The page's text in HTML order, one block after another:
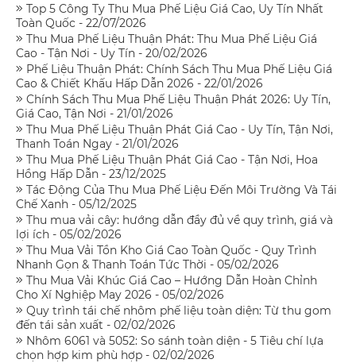
Top 5 Công Ty Thu Mua Phế Liệu Giá Cao, Uy Tín Nhất
Toàn Quốc - 22/07/2026
Thu Mua Phế Liệu Thuận Phát: Thu Mua Phế Liệu Giá
Cao - Tận Nơi - Uy Tín - 20/02/2026
Phế Liệu Thuận Phát: Chính Sách Thu Mua Phế Liệu Giá
Cao & Chiết Khấu Hấp Dẫn 2026 - 22/01/2026
Chính Sách Thu Mua Phế Liệu Thuận Phát 2026: Uy Tín,
Giá Cao, Tận Nơi - 21/01/2026
Thu Mua Phế Liệu Thuận Phát Giá Cao - Uy Tín, Tận Nơi,
Thanh Toán Ngay - 21/01/2026
Thu Mua Phế Liệu Thuận Phát Giá Cao - Tận Nơi, Hoa
Hồng Hấp Dẫn - 23/12/2025
Tác Động Của Thu Mua Phế Liệu Đến Môi Trường Và Tái
Chế Xanh - 05/12/2025
Thu mua vải cây: hướng dẫn đầy đủ về quy trình, giá và
lợi ích - 05/02/2026
Thu Mua Vải Tồn Kho Giá Cao Toàn Quốc - Quy Trình
Nhanh Gọn & Thanh Toán Tức Thời - 05/02/2026
Thu Mua Vải Khúc Giá Cao – Hướng Dẫn Hoàn Chỉnh
Cho Xí Nghiệp May 2026 - 05/02/2026
Quy trình tái chế nhôm phế liệu toàn diện: Từ thu gom
đến tái sản xuất - 02/02/2026
Nhôm 6061 và 5052: So sánh toàn diện - 5 Tiêu chí lựa
chọn hợp kim phù hợp - 02/02/2026